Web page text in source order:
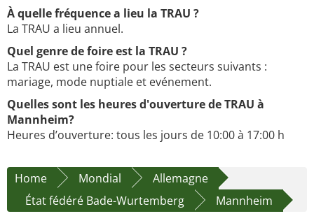
À quelle fréquence a lieu la TRAU ?
La TRAU a lieu annuel.
Quel genre de foire est la TRAU ?
La TRAU est une foire pour les secteurs suivants :
mariage, mode nuptiale et evénement.
Quelles sont les heures d'ouverture de TRAU à
Mannheim?
Heures d’ouverture: tous les jours de 10:00 à 17:00 h
Home Mondial
Allemagne
État fédéré Bade-Wurtemberg
Mannheim